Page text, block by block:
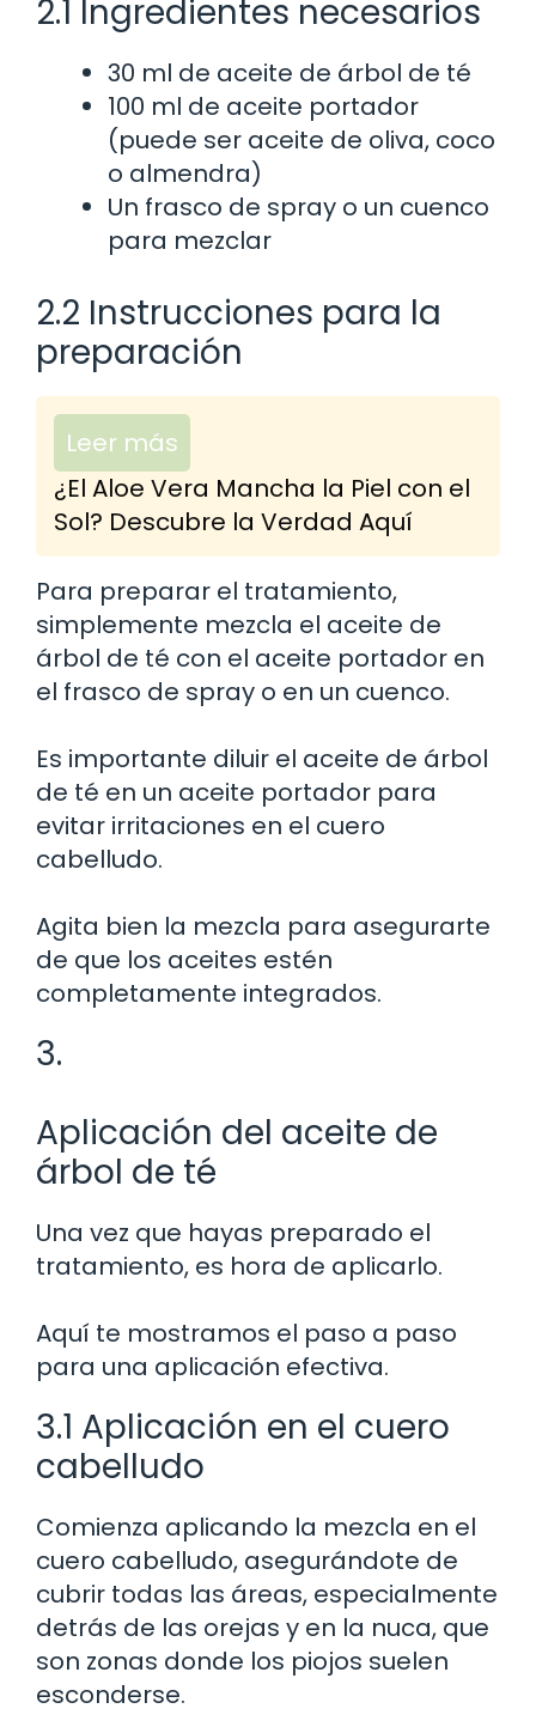
2.1 Ingredientes necesarios
30 ml de aceite de árbol de té
100 ml de aceite portador
(puede ser aceite de oliva, coco
o almendra)
Un frasco de spray o un cuenco
para mezclar
2.2 Instrucciones para la
preparación
Leer más
¿El Aloe Vera Mancha la Piel con el
Sol? Descubre la Verdad Aquí
Para preparar el tratamiento,
simplemente mezcla el aceite de
árbol de té con el aceite portador en
el frasco de spray o en un cuenco.
Es importante diluir el aceite de árbol
de té en un aceite portador para
evitar irritaciones en el cuero
cabelludo.
Agita bien la mezcla para asegurarte
de que los aceites estén
completamente integrados.
3.
Aplicación del aceite de
árbol de té
Una vez que hayas preparado el
tratamiento, es hora de aplicarlo.
Aquí te mostramos el paso a paso
para una aplicación efectiva.
3.1 Aplicación en el cuero
cabelludo
Comienza aplicando la mezcla en el
cuero cabelludo, asegurándote de
cubrir todas las áreas, especialmente
detrás de las orejas y en la nuca, que
son zonas donde los piojos suelen
esconderse.